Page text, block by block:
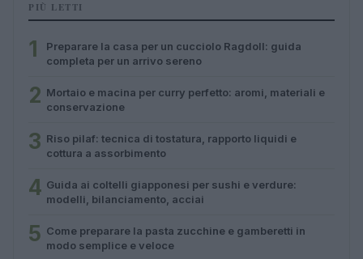
PIÙ LETTI
1
Preparare la casa per un cucciolo Ragdoll: guida
completa per un arrivo sereno
2 Mortaio e macina per curry perfetto: aromi, materiali e
conservazione
3 Riso pilaf: tecnica di tostatura, rapporto liquidi e
cottura a assorbimento
4 Guida ai coltelli giapponesi per sushi e verdure:
modelli, bilanciamento, acciai
5 Come preparare la pasta zucchine e gamberetti in
modo semplice e veloce